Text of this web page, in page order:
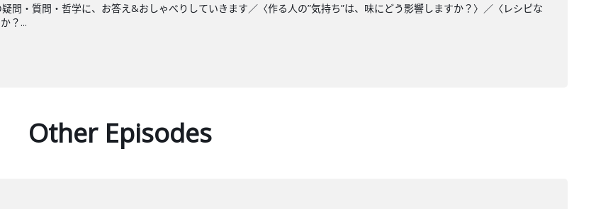
問・質問・哲学に、お答え&おしゃべりしていきます／〈作る人の”気持ち”は、味にどう影響しますか？〉／〈レシピな
？...
Other Episodes